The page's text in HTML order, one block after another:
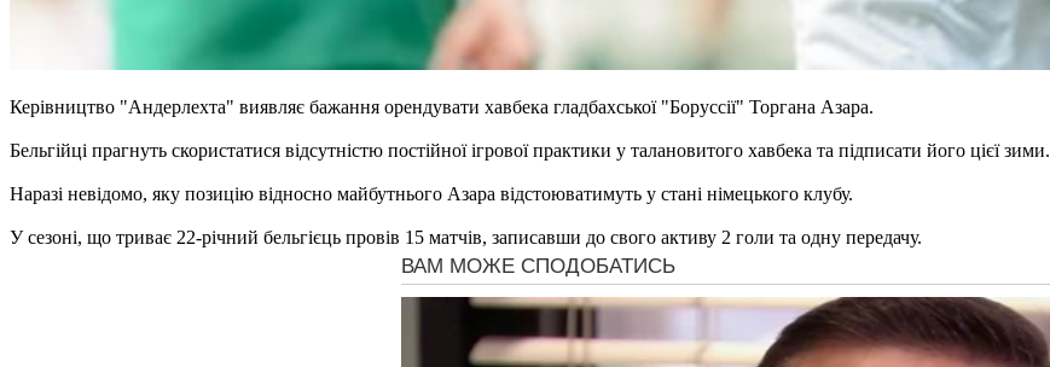
Керівництво "Андерлехта" виявляє бажання орендувати хавбека гладбахської "Боруссії" Торгана Азара.
Бельгійці прагнуть скористатися відсутністю постійної ігрової практики у талановитого хавбека та підписати його цієї зими.
Наразі невідомо, яку позицію відносно майбутнього Азара відстоюватимуть у стані німецького клубу.
У сезоні, що триває 22-річний бельгієць провів 15 матчів, записавши до свого активу 2 голи та одну передачу.